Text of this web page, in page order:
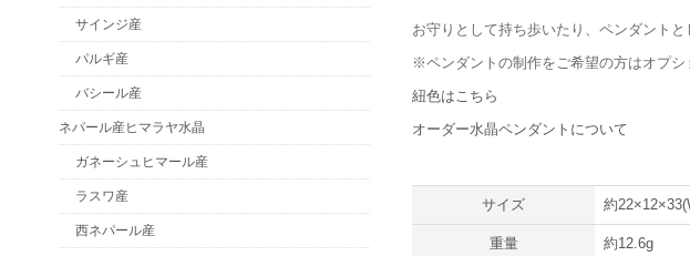
お守りとして持ち歩いたり、ペンダント
※ペンダントの制作をご希望の方はオプシ
紐色はこちら
オーダー水晶ペンダントについて
サイズ 約
重量 約12.6g
サインジ産
パルギ産
バシール産
ネパール産ヒマラヤ水晶
ガネーシュヒマール産
ラスワ産
西ネパール産